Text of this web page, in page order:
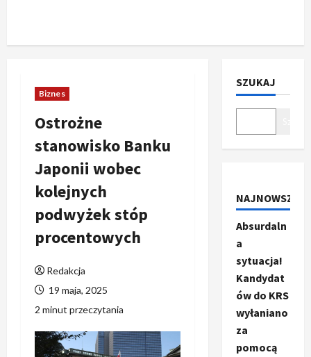
Biznes
Ostrożne
stanowisko Banku
Japonii wobec
kolejnych
podwyżek stóp
procentowych
Redakcja
19 maja, 2025
2 minut przeczytania
SZUKAJ
NAJNOWSZE
Absurdaln
a
sytuacja!
Kandydat
ów do KRS
wyłaniano
za
pomocą